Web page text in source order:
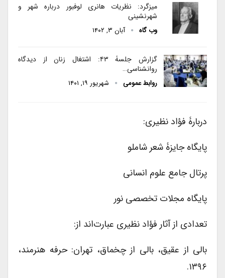
میزگرد: نظریات هانری لوفبور درباره شهر و
شهرنشینی
وب گاه آبان ۳, ۱۴۰۲
گزارش جلسۀ ۴۳: اشتغال زنان از دیدگاه
روانشناسی…
روابط عمومی شهریور ۱۹, ۱۴۰۱
دربارۀ فؤاد نظیری:
پایگاه جایزۀ شعر شاملو
پرتال جامع علوم انسانی
پایگاه مجلات تخصصی نور
تعدادی از آثار فؤاد نظیری عبارت‌اند از:
بالی از عقیق، بالی از چخماق، تهران: حرفه هنرمند،
۱۳۹۶.